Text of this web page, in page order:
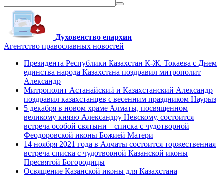
Духовенство епархии
Агентство православных новостей
Президента Республики Казахстан К-Ж. Токаева с Днем
единства народа Казахстана поздравил митрополит
Александр
Митрополит Астанайский и Казахстанский Александр
поздравил казахстанцев с весенним праздником Наурыз
5 декабря в новом храме Алматы, посвященном
великому князю Александру Невскому, состоится
встреча особой святыни – списка с чудотворной
Феодоровской иконы Божией Матери
14 ноября 2021 года в Алматы состоится торжественная
встреча списка с чудотворной Казанской иконы
Пресвятой Богородицы
Освящение Казанской иконы для Казахстана